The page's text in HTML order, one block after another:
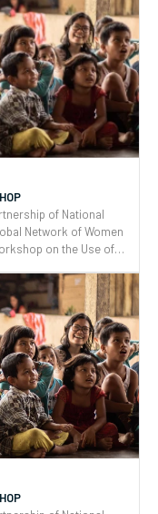
of National
Network of Women
on the Use of
30 and for Monitoring,
Women, Peace, and
of National
Network of Women
on the Use of
30 and for Monitoring,
Women, Peace, and